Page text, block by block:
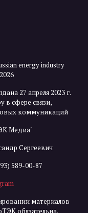
energy industry
27 апреля 2023 г.
в сфере связи,
коммуникаций
Медиа"
Сергеевич
589-00-87
материалов
обязательна.